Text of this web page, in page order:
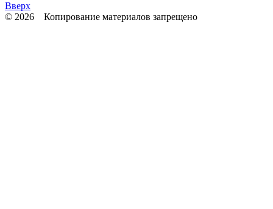
Вверх
© 2026 Копирование материалов запрещено